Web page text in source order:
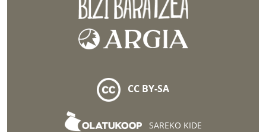
CC BY-SA
SAREKO KIDE